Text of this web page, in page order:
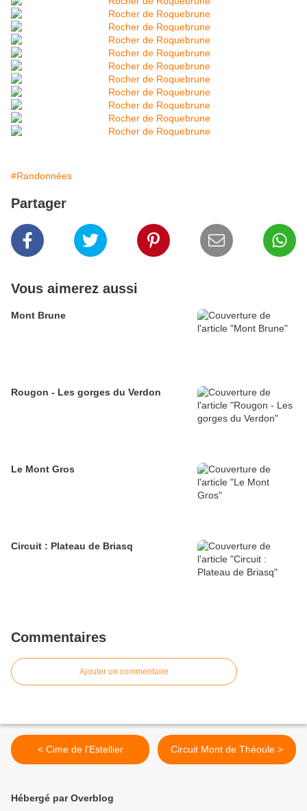
#Randonnées
Partager
Vous aimerez aussi
Mont Brune
Rougon - Les gorges du Verdon
Le Mont Gros
Circuit : Plateau de Briasq
Commentaires
Ajouter un commentaire
< Cime de l'Estellier Circuit Mont de Théoule >
Hébergé par Overblog